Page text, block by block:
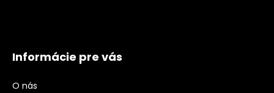
Informácie pre vás
O nás